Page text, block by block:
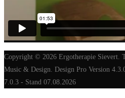
Copyright © 2026 Ergotherapie Sievert.
Music & Design. Design Pro Version
7.0.3 - Stand 07.08.2026